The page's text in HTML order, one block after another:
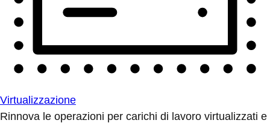
Virtualizzazione
Rinnova le operazioni per carichi di lavoro virtualizzati e